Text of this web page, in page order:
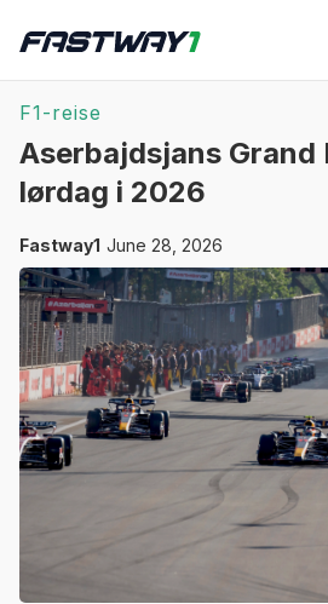
F1-reise
Aserbajdsjans
lørdag i 2026
Fastway1 June 28, 2026